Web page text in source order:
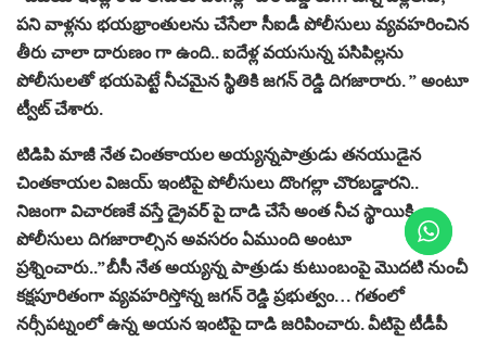
పని వాళ్లను భయభ్రాంతులను చేసేలా సీఐడీ పోలీసులు వ్యవహరించిన
తీరు చాలా దారుణం గా ఉంది.. ఐదేళ్ల వయసున్న పసిపిల్లను
పోలీసులతో భయపెట్టే నీచమైన స్థితికి జగన్ రెడ్డి దిగజారారు. ” అంటూ
ట్వీట్ చేశారు.
టిడిపి మాజీ నేత చింతకాయల అయ్యన్నపాత్రుడు తనయుడైన
చింతకాయల విజయ్ ఇంటిపై పోలీసులు దొంగల్లా చొరబడ్డారని..
నిజంగా విచారణకే వస్తే డ్రైవర్ పై దాడి చేసే అంత నీచ స్థాయికి
పోలీసులు దిగజారాల్సిన అవసరం ఏముంది అంటూ
ప్రశ్నించారు..”బీసీ నేత అయ్యన్న పాత్రుడు కుటుంబంపై మొదటి నుంచీ
కక్షపూరితంగా వ్యవహరిస్తోన్న జగన్ రెడ్డి ప్రభుత్వం… గతంలో
నర్సీపట్నంలో ఉన్న అయన ఇంటిపై దాడి జరిపించారు. వీటిపై టీడీపీ